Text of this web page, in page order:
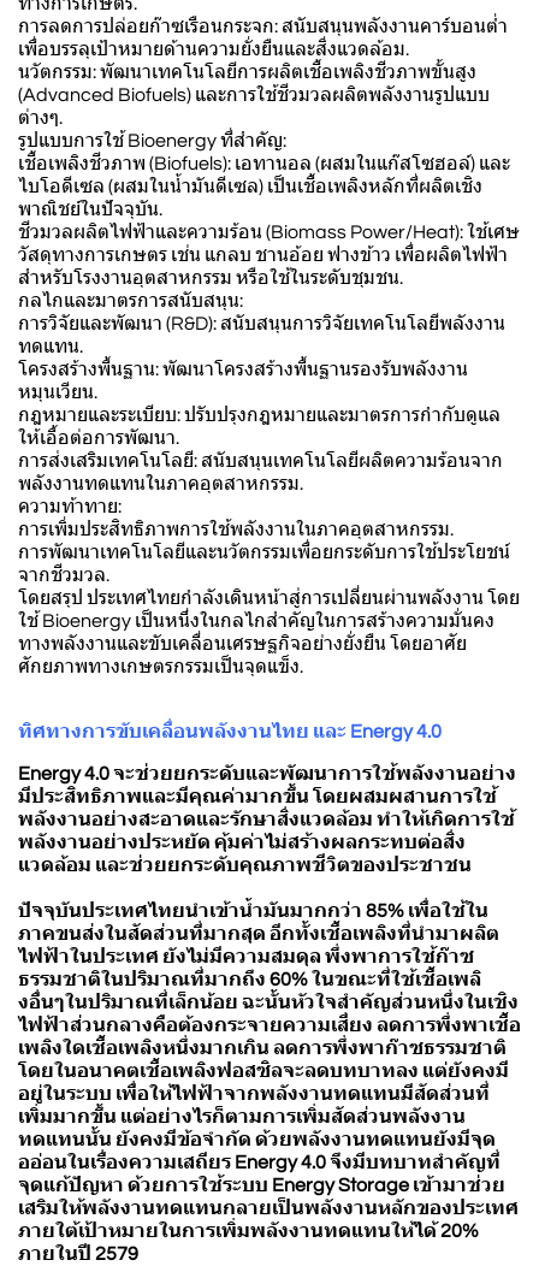
การลดการปล่อยก๊าซเรือนกระจก: สนับสนุนพลังงานคาร์บอนต่ำ
เพื่อบรรลุเป้าหมายด้านความยั่งยืนและสิ่งแวดล้อม.
นวัตกรรม: พัฒนาเทคโนโลยีการผลิตเชื้อเพลิงชีวภาพขั้นสูง
(Advanced Biofuels) และการใช้ชีวมวลผลิตพลังงานรูปแบบ
ต่างๆ.
รูปแบบการใช้ Bioenergy ที่สำคัญ:
เชื้อเพลิงชีวภาพ (Biofuels): เอทานอล (ผสมในแก๊สโซฮอล์) และ
ไบโอดีเซล (ผสมในน้ำมันดีเซล) เป็นเชื้อเพลิงหลักที่ผลิตเชิง
พาณิชย์ในปัจจุบัน.
ชีวมวลผลิตไฟฟ้าและความร้อน (Biomass Power/Heat): ใช้เศษ
วัสดุทางการเกษตร เช่น แกลบ ชานอ้อย ฟางข้าว เพื่อผลิตไฟฟ้า
สำหรับโรงงานอุตสาหกรรม หรือใช้ในระดับชุมชน.
กลไกและมาตรการสนับสนุน:
การวิจัยและพัฒนา (R&D): สนับสนุนการวิจัยเทคโนโลยีพลังงาน
ทดแทน.
โครงสร้างพื้นฐาน: พัฒนาโครงสร้างพื้นฐานรองรับพลังงาน
หมุนเวียน.
กฎหมายและระเบียบ: ปรับปรุงกฎหมายและมาตรการกำกับดูแล
ให้เอื้อต่อการพัฒนา.
การส่งเสริมเทคโนโลยี: สนับสนุนเทคโนโลยีผลิตความร้อนจาก
พลังงานทดแทนในภาคอุตสาหกรรม.
ความท้าทาย:
การเพิ่มประสิทธิภาพการใช้พลังงานในภาคอุตสาหกรรม.
การพัฒนาเทคโนโลยีและนวัตกรรมเพื่อยกระดับการใช้ประโยชน์
จากชีวมวล.
โดยสรุป ประเทศไทยกำลังเดินหน้าสู่การเปลี่ยนผ่านพลังงาน โดย
ใช้ Bioenergy เป็นหนึ่งในกลไกสำคัญในการสร้างความมั่นคง
ทางพลังงานและขับเคลื่อนเศรษฐกิจอย่างยั่งยืน โดยอาศัย
ศักยภาพทางเกษตรกรรมเป็นจุดแข็ง.
ทิศทางการขับเคลื่อนพลังงานไทย และ Energy 4.0
Energy 4.0 จะช่วยยกระดับและพัฒนาการใช้พลังงานอย่าง
มีประสิทธิภาพและมีคุณค่ามากขึ้น โดยผสมผสานการใช้
พลังงานอย่างสะอาดและรักษาสิ่งแวดล้อม ทำให้เกิดการใช้
พลังงานอย่างประหยัด คุ้มค่าไม่สร้างผลกระทบต่อสิ่ง
แวดล้อม และช่วยยกระดับคุณภาพชีวิตของประชาชน
ปัจจุบันประเทศไทยนำเข้าน้ำมันมากกว่า 85% เพื่อใช้ใน
ภาคขนส่งในสัดส่วนที่มากสุด อีกทั้งเชื้อเพลิงที่นำมาผลิต
ไฟฟ้าในประเทศ ยังไม่มีความสมดุล พึ่งพาการใช้ก๊าซ
ธรรมชาติในปริมาณที่มากถึง 60% ในขณะที่ใช้เชื้อเพลิ
งอื่นๆในปริมาณที่เล็กน้อย ฉะนั้นหัวใจสำคัญส่วนหนึ่งในเชิง
ไฟฟ้าส่วนกลางคือต้องกระจายความเสี่ยง ลดการพึ่งพาเชื้อ
เพลิงใดเชื้อเพลิงหนึ่งมากเกิน ลดการพึ่งพาก๊าซธรรมชาติ
โดยในอนาคตเชื้อเพลิงฟอสซิลจะลดบทบาทลง แต่ยังคงมี
อยู่ในระบบ เพื่อให้ไฟฟ้าจากพลังงานทดแทนมีสัดส่วนที่
เพิ่มมากขึ้น แต่อย่างไรก็ตามการเพิ่มสัดส่วนพลังงาน
ทดแทนนั้น ยังคงมีข้อจำกัด ด้วยพลังงานทดแทนยังมีจุด
ออ่อนในเรื่องความเสถียร Energy 4.0 จึงมีบทบาทสำคัญที่
จุดแก้ปัญหา ด้วยการใช้ระบบ Energy Storage เข้ามาช่วย
เสริมให้พลังงานทดแทนกลายเป็นพลังงานหลักของประเทศ
ภายใต้เป้าหมายในการเพิ่มพลังงานทดแทนให้ได้ 20%
ภายในปี 2579